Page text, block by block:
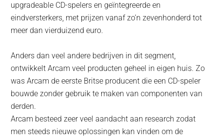
upgradeable CD-spelers en geïntegreerde en
eindversterkers, met prijzen vanaf zo’n zevenhonderd tot
meer dan vierduizend euro.
Anders dan veel andere bedrijven in dit segment,
ontwikkelt Arcam veel producten geheel in eigen huis. Zo
was Arcam de eerste Britse producent die een CD-speler
bouwde zonder gebruik te maken van componenten van
derden.
Arcam besteed zeer veel aandacht aan research zodat
men steeds nieuwe oplossingen kan vinden om de